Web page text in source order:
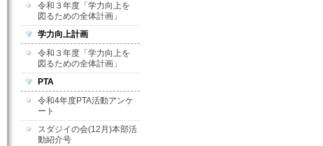
令和３年度「学力向上を
図るための全体計画」
学力向上計画
令和３年度「学力向上を
図るための全体計画」
PTA
令和4年度PTA活動アンケ
ート
スダジイの会(12月)本部活
動紹介号